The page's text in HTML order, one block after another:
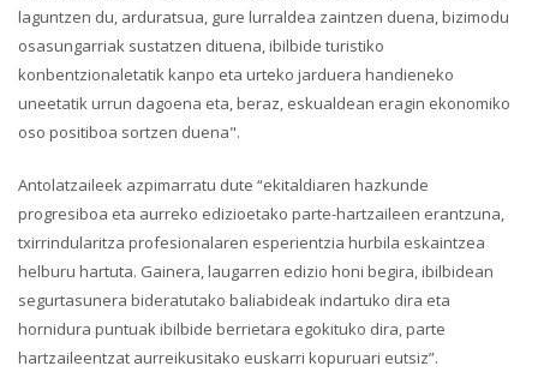
laguntzen du, arduratsua, gure lurraldea zaintzen duena, bizimodu
osasungarriak sustatzen dituena, ibilbide turistiko
konbentzionaletatik kanpo eta urteko jarduera handieneko
uneetatik urrun dagoena eta, beraz, eskualdean eragin ekonomiko
oso positiboa sortzen duena".
Antolatzaileek azpimarratu dute “ekitaldiaren hazkunde
progresiboa eta aurreko edizioetako parte-hartzaileen erantzuna,
txirrindularitza profesionalaren esperientzia hurbila eskaintzea
helburu hartuta. Gainera, laugarren edizio honi begira, ibilbidean
segurtasunera bideratutako baliabideak indartuko dira eta
hornidura puntuak ibilbide berrietara egokituko dira, parte
hartzaileentzat aurreikusitako euskarri kopuruari eutsiz”.